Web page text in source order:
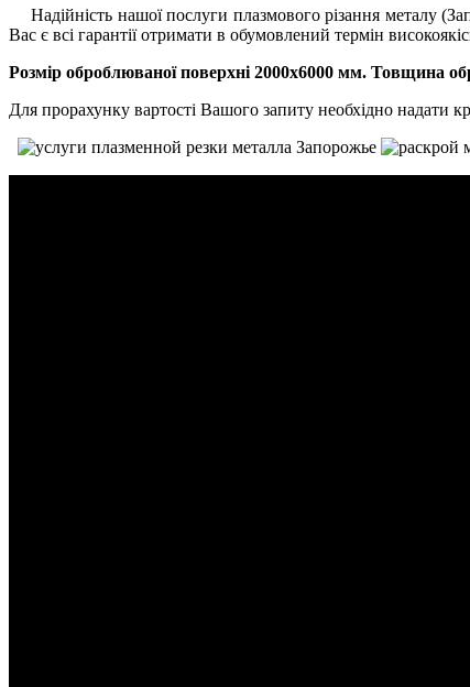
Надійність нашоїпослуги плазмового різання металу
Вас є всі гарантії отримати в обумовлений термін
Розмір оброблюваної поверхні 2000х6000 мм. Товщина
Для прорахунку вартості Вашого запиту необхідно надати